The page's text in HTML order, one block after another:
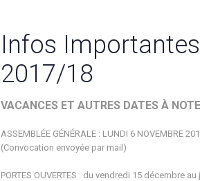
Infos
2017/18
VACANCES ET AUTRES DATES À
ASSEMBLÉE GÉNÉRALE : LUNDI 6 NOVEMBRE
(Convocation envoyée par mail)
PORTES OUVERTES : du vendredi 15 décembre